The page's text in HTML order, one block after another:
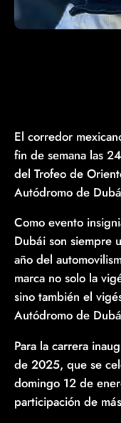
El corredor
fin de semana las
del Trofeo de
Autódromo de
Como evento
Dubái son siempre
año del
marca no solo la
sino también el
Autódromo de
Para la carrera
de 2025, que se
domingo 12 de
participación de